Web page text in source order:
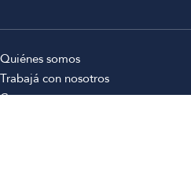
Quiénes somos
Trabajá con nosotros
Contacto